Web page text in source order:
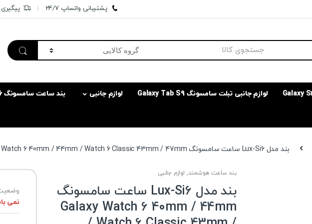
پشتیبانی واتساپ 24/7
لوازم جانبی تبلت سامسونگ Galaxy Tab S9 لوازم جانبی بند ساعت سامسونگ Galaxy Watch 6
بند مدل Lux-Si6 ساعت سامسونگ Galaxy Watch 6 40mm / 44mm / Watch 6 Classic 43mm / 47mm
بند ساعت هوشمند, لوازم جانبی
بند مدل Lux-Si6 ساعت سامسونگ
Galaxy Watch 6 40mm / 44mm
نمی